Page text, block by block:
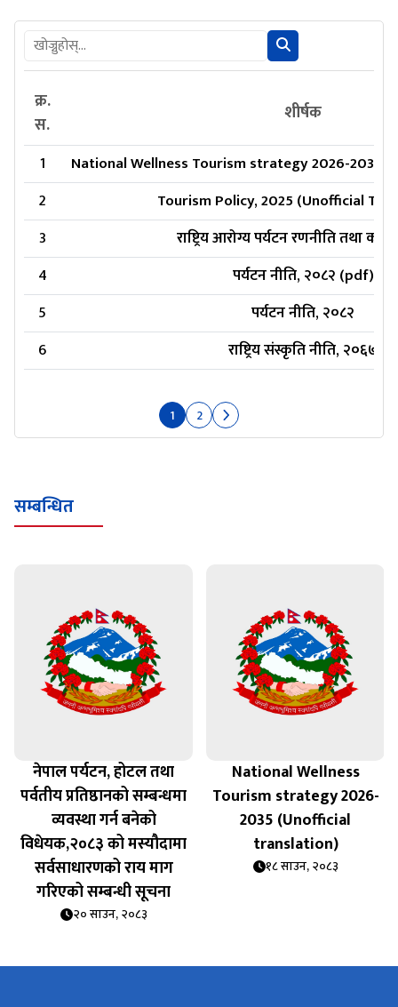
क्र.
स.
शीर्षक
1
National Wellness Tourism strategy 2026-2035
2
Tourism Policy, 2025 (Unofficial
3
राष्ट्रिय आरोग्य पर्यटन रणनीति तथा
4
पर्यटन नीति, २०८२ (pdf)
5
पर्यटन नीति, २०८२
6
राष्ट्रिय संस्कृति नीति, २०६७
1 2
सम्बन्धित
नेपाल पर्यटन, होटल तथा
पर्वतीय प्रतिष्ठानको सम्बन्धमा
व्यवस्था गर्न बन‍ेको
विधेयक,२०८३ को मस्यौदामा
सर्वसाधारणको राय माग
गरिएको सम्बन्धी सूचना
२० साउन, २०८३
National Wellness
Tourism strategy 2026-
2035 (Unofficial
translation)
१८ साउन, २०८३